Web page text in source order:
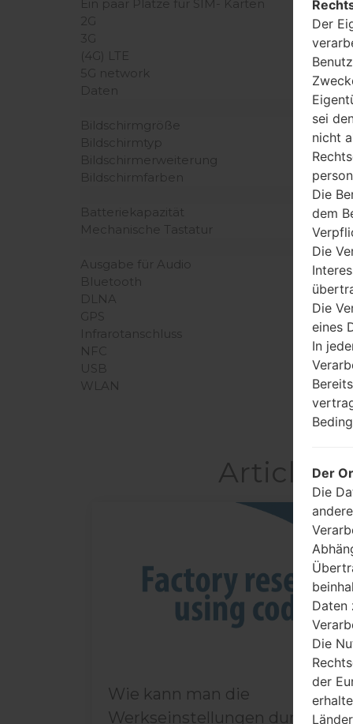
Ein paar Plätze für SIM- Karten
2G
3G
(4G) LTE
5G network
Daten
Bildschirmgröße
Bildschirmtyp
Bildschirmerweiterung
Bildschirmfarben
Batteriekapazität
Mechanische Tastatur
Ausgabe für Audio
Bluetooth
DLNA
GPS
Infrarotanschluss
NFC
USB
WLAN
Articles
06
Wie kann man die
Werkseinstellungen durch
Der
sei
nicht
Die
dem
Die
Die
eines
In
Der
Die
Daten
Die
der